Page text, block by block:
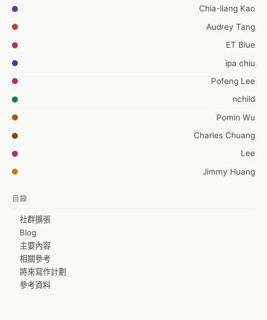
Chia-liang Kao
Audrey Tang
ET Blue
ipa chiu
Pofeng Lee
nchild
Pomin Wu
Charles Chuang
Lee
Jimmy Huang
目錄
社群擴張
Blog
主要內容
相關參考
將來寫作計劃
參考資料